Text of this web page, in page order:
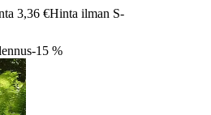
3,36 €Hinta ilman S-
-15 %